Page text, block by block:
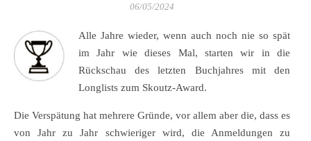
06/05/2024
Alle Jahre wieder, wenn auch noch nie so spät
im Jahr wie dieses Mal, starten wir in die
Rückschau des letzten Buchjahres mit den
Longlists zum Skoutz-Award.
Die Verspätung hat mehrere Gründe, vor allem aber die, dass es
von Jahr zu Jahr schwieriger wird, die Anmeldungen zu